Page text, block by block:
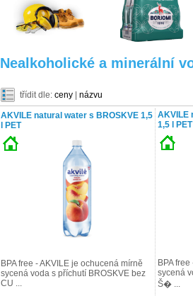
Nealkoholické a minerální
třídit dle: ceny názvu
AKVILE natural water s BROSKVE 1,5
l PET
BPA free - AKVILE je ochucená mírně
sycená voda s příchutí BROSKVE bez
CU ...
AKVILE
1,5 l PET
BPA
sycená
Š� ...